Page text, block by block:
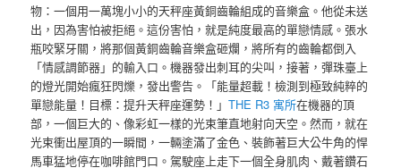
物：一個用一萬塊小小的天秤座黃銅齒輪組成的音樂盒。他從未送
出，因為害怕被拒絕。這份害怕，就是純度最高的單戀情感。張水
瓶咬緊牙關，將那個黃銅齒輪音樂盒砸爛，將所有的齒輪都倒入
「情感調節器」的輸入口。機器發出刺耳的尖叫，接著，彈珠臺上
的燈光開始瘋狂閃爍，發出警告。「能量超載！檢測到極致純粹的
單戀能量！目標：提升天秤座運勢！」THE R3 寓所在機器的頂
部，一個巨大的、像彩虹一樣的光束筆直地射向天空。然而，就在
光束衝出屋頂的一瞬間，一輛塗滿了金色、裝飾著巨大公牛角的悍
馬車猛地停在咖啡館門口。駕駛座上走下一個全身肌肉、戴著鑽石